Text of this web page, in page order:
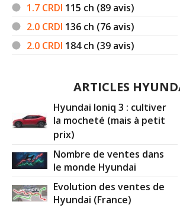
-- /20 1.7 CRDI 115 ch 55000
05/20
1.7 CRDI 115 ch Boite
1.7 CRDI 115 ch
-- /20 1.7 CRDI 115 ch(1 )
1.7 CRDI 115 ch (89 avis)
2.0 CRDI 136 ch (76 avis)
2.0 CRDI 184ch (39 avis)
ARTICLES
Hyundai Ioniq 3 : cultiver
la mocheté (mais à petit
prix)
Nombre de ventes dans
le monde Hyundai
Evolution des ventes de
Hyundai (France)